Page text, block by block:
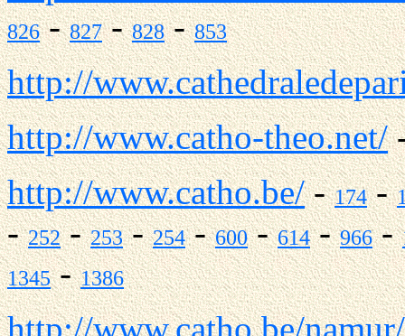
826-827-828-853
http://
http://www.catho-theo.net/
http://www.catho.be/-174-
-252-253-254-600-614-966-
1345-1386